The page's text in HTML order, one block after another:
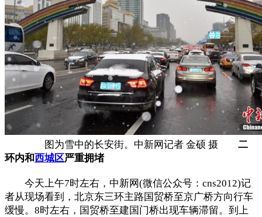
图为雪中的长安街。中新网记者 金硕 摄 二
环内和西城区严重拥堵
今天上午7时左右，中新网(微信公众号：cns2012)记
者从现场看到，北京东三环主路国贸桥至京广桥方向行车
缓慢。8时左右，国贸桥至建国门桥出现车辆滞留。到上